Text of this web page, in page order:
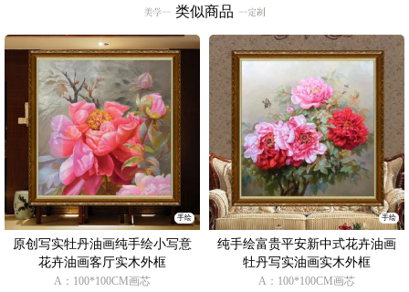
类似商品
手绘
原创写实牡丹油画纯手绘小写意
花卉油画客厅实木外框
A：100*100CM画芯
手绘
纯手绘富贵平安新中式花卉油画
牡丹写实油画实木外框
A：100*100CM画芯